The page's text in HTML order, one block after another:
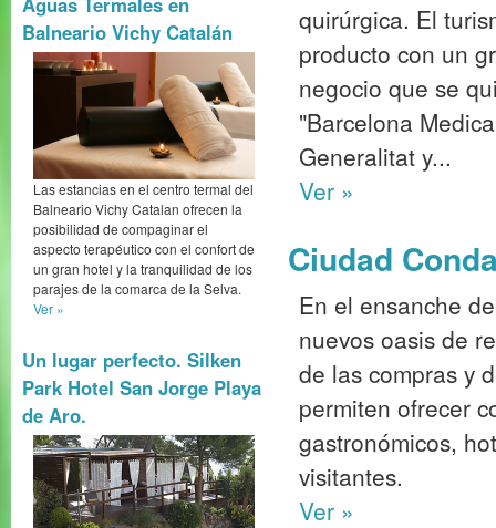
Balneario Vichy Catalán
Las estancias en el centro termal del
Balneario Vichy Catalan ofrecen la
posibilidad de compaginar el
aspecto terapéutico con el confort de
un gran hotel y la tranquilidad de los
parajes de la comarca de la Selva.
Ver »
Un lugar perfecto. Silken
Park Hotel San Jorge Playa
de Aro.
quirúrgica. El
producto con un
negocio que se
"Barcelona
Generalitat y...
Ver »
Ciudad
En el ensanche
nuevos oasis de
de las compras y
permiten ofrecer
gastronómicos,
visitantes.
Ver »